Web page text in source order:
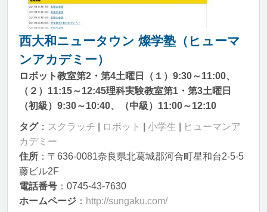
西大和ニュータウン 燦学塾（ヒューマ
ンアカデミー）
ロボット教室第2・第4土曜日（１）9:30～11:00、
（２）11:15～12:45理科実験教室第1・第3土曜日
（初級）9:30～10:40、（中級）11:00～12:10
タグ： スクラッチ ロボット 小学生
ヒューマンア
カデミー
住所 ：〒636-0081奈良県北葛城郡河合町星和台2-5-5
藤ビル2F
電話番号 ：0745-43-7630
ホームページ ： http://sungaku.com/